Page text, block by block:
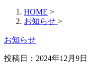
HOME >
お知らせ >
お知らせ
投稿日： 2024年12月9日